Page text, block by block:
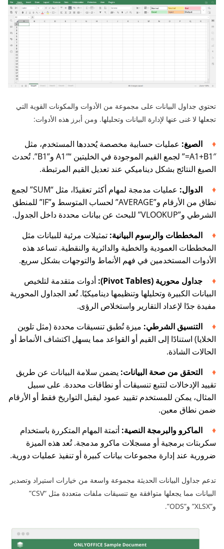
تحتوي جداول البيانات على مجموعة من الأدوات والمكونات القوية التي
تجعلها لا غنى عنها لإدارة البيانات وتحليلها. ومن أبرز هذه الأدوات:
الصيغ: عمليات حسابية مخصصة يُحددها المستخدم، مثل
‎”=A1+B1″‎ لجمع القيم الموجودة في الخليتين “A1″ و”B1”. تُحدث
الصيغ النتائج بشكل ديناميكي عند تعديل القيم المرتبطة.
الدوال:
عمليات مدمجة لمهام أكثر تعقيدًا، مثل “SUM” لجمع
نطاق من الأرقام و”AVERAGE” لحساب المتوسط و”IF” للمنطق
الشرطي و”VLOOKUP” للبحث عن بيانات محددة داخل الجدول.
المخططات والرسوم البيانية: تمثيلات مرئية للبيانات مثل
المخططات العمودية والخطية والدائرية والنقطية. تساعد هذه
الأدوات المستخدمين في فهم الأنماط والتوجهات بشكل سريع.
جداول محورية (Pivot Tables):
أدوات متقدمة لتلخيص
البيانات الكبيرة وتحليلها وتنظيمها ديناميكيًا. تُعد الجداول المحورية
مفيدة جدًا لإعداد التقارير واستخلاص الرؤى.
التنسيق الشرطي: ميزة تُطبق تنسيقات محددة (مثل تلوين
الخلايا) استنادًا إلى القيم أو القواعد مما يسهل اكتشاف الأنماط أو
الحالات الشاذة.
التحقق من صحة البيانات: يضمن سلامة البيانات عن طريق
تقييد الإدخالات لتتبع تنسيقات أو نطاقات محددة. على سبيل
المثال، يمكن للمستخدم تقييد عمود ليقبل التواريخ فقط أو الأرقام
ضمن نطاق معين.
الماكرو والبرمجة النصية: أتمتة المهام المتكررة باستخدام
سكربتات برمجية أو مسجلات ماكرو مدمجة. تُعد هذه الميزة
ضرورية عند إدارة مجموعات بيانات كبيرة أو تنفيذ عمليات دورية.
تدعم جداول البيانات الحديثة مجموعة واسعة من خيارات استيراد وتصدير
البيانات مما يجعلها متوافقة مع تنسيقات ملفات متعددة مثل “CSV”
و”XLSX” و”ODS”.